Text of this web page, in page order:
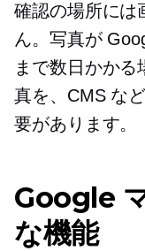
確認の場所には
ん。写真が
まで数日かか
真を、CMS な
要があります。
Google
な機能